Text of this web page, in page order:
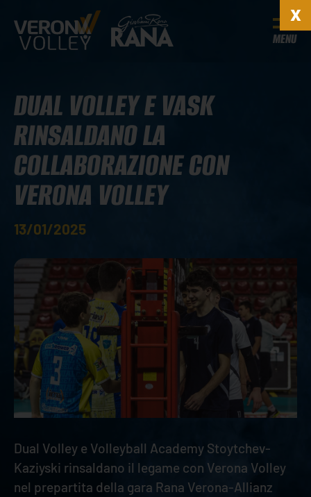
MENU
DUAL VOLLEY E VASK
RINSALDANO LA
COLLABORAZIONE CON
VERONA VOLLEY
13/01/2025
Dual Volley e Volleyball Academy Stoytchev-
Kaziyski rinsaldano il legame con Verona Volley
nel prepartita della gara Rana Verona-Allianz